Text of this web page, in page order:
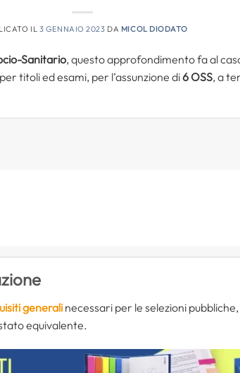
IL 3 GENNAIO 2023 DA MICOL DIODATO
Sanitario, questo approfondimento fa al
titoli ed esami, per l’assunzione di6 OSS, a
generalinecessari per le selezioni
equivalente.